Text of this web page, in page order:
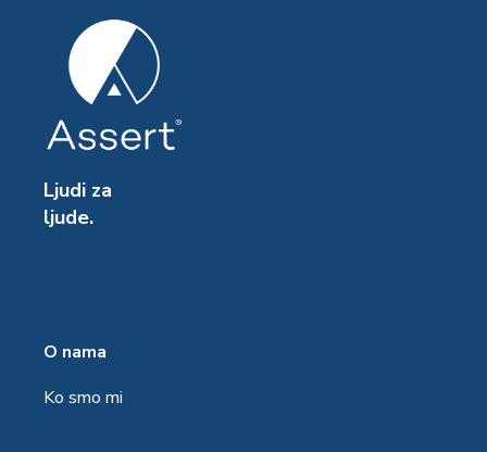
Ljudi za
ljude.
O nama
Ko smo mi